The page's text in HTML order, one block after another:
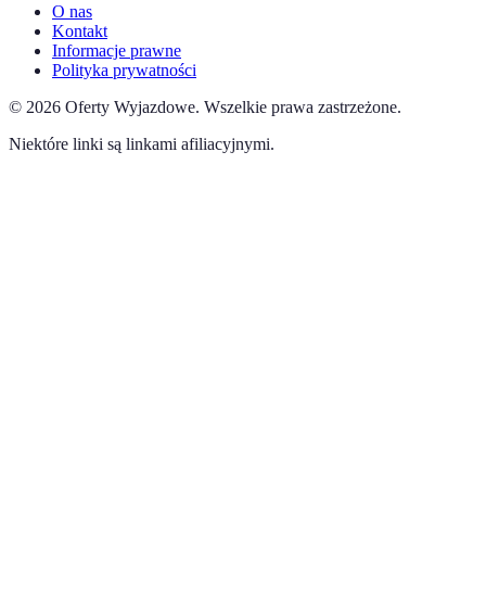
O nas
Kontakt
Informacje prawne
Polityka prywatności
© 2026 Oferty Wyjazdowe. Wszelkie prawa zastrzeżone.
Niektóre linki są linkami afiliacyjnymi.